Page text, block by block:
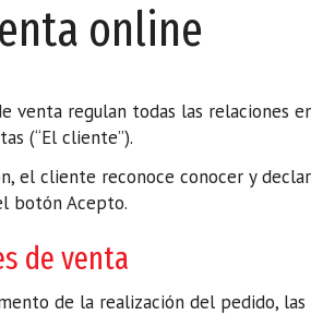
online
venta regulan todas las relaciones
(“El cliente”).
el cliente reconoce conocer y
botón Acepto.
de venta
de la realización del pedido,